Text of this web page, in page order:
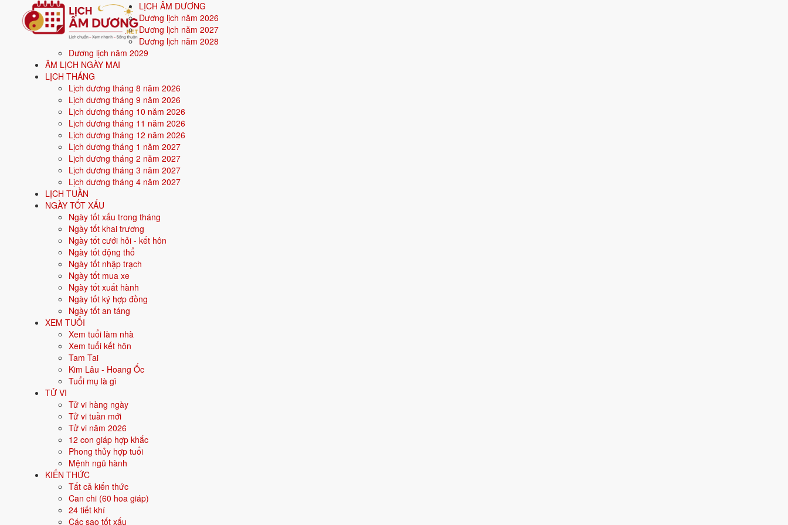
LỊCH ÂM DƯƠNG
Dương lịch năm 2026
Dương lịch năm 2027
Dương lịch năm 2028
Dương lịch năm 2029
ÂM LỊCH NGÀY MAI
LỊCH THÁNG
Lịch dương tháng 8 năm 2026
Lịch dương tháng 9 năm 2026
Lịch dương tháng 10 năm 2026
Lịch dương tháng 11 năm 2026
Lịch dương tháng 12 năm 2026
Lịch dương tháng 1 năm 2027
Lịch dương tháng 2 năm 2027
Lịch dương tháng 3 năm 2027
Lịch dương tháng 4 năm 2027
LỊCH TUẦN
NGÀY TỐT XẤU
Ngày tốt xấu trong tháng
Ngày tốt khai trương
Ngày tốt cưới hỏi - kết hôn
Ngày tốt động thổ
Ngày tốt nhập trạch
Ngày tốt mua xe
Ngày tốt xuất hành
Ngày tốt ký hợp đồng
Ngày tốt an táng
XEM TUỔI
Xem tuổi làm nhà
Xem tuổi kết hôn
Tam Tai
Kim Lâu - Hoang Ốc
Tuổi mụ là gì
TỬ VI
Tử vi hàng ngày
Tử vi tuần mới
Tử vi năm 2026
12 con giáp hợp khắc
Phong thủy hợp tuổi
Mệnh ngũ hành
KIẾN THỨC
Tất cả kiến thức
Can chi (60 hoa giáp)
24 tiết khí
Các sao tốt xấu
Trang chủ
Mệnh ngũ hành
Sinh năm 1992
⚒️ Sinh năm1992mệnh gì? Nhâm Thân Kiếm Phong Kim - mệnh Kim
Người sinh năm 1992là tuổi
Sinh năm 1992(Nhâm Thân, con Khỉ) thuộc mệnh
Màu hợp:Trắng, Bạc, Xám, Vàng nhạt.Hướng hợp:
Vận khí khi sinh:Vận 7 Thất Xích Kim (1984-2003) - Tài chính, giao thương.
2026 :35 tuổi mụ, năm Bính Ngọ - Bình hoà với Thái Tuế.
Sinh năm 1992 là tuổi gì, mệnh gì?
Người sinh năm1992là tuổiNhâm Thân
Năm sinh dương lịch
Mệnh ngũ hành
Hành tương sinh
Hành tương khắc
Tuổi năm 2026